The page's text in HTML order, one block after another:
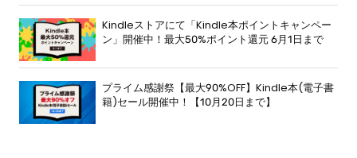
Kindleストアにて「Kindle本ポイントキャンペー
ン」開催中！最大50%ポイント還元 6月1日まで
プライム感謝祭【最大90%OFF】Kindle本(電子書
籍)セール開催中！【10月20日まで】